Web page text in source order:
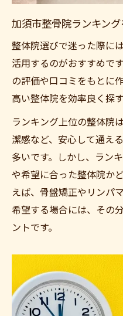
加須市整骨院ランキン
整体院選びで迷った際に
活用するのがおすすめで
の評価や口コミをもとに
高い整体院を効率良く探
ランキング上位の整体院
潔感など、安心して通え
多いです。しかし、ラン
や希望に合った整体院か
えば、骨盤矯正やリンパ
希望する場合には、その
ントです。